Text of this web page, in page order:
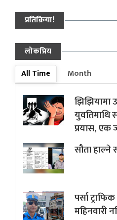
प्रतिक्रिया!
लोकप्रिय
All Time
Month
झिझियामा
युवतिमाथि
प्रयास, एक
सौता हाल्ने
पर्सा
महिनवारी